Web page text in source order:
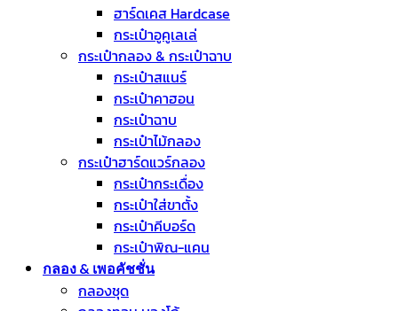
ฮาร์ดเคส Hardcase
กระเป๋าอูคูเลเล่
กระเป๋ากลอง & กระเป๋าฉาบ
กระเป๋าสแนร์
กระเป๋าคาฮอน
กระเป๋าฉาบ
กระเป๋าไม้กลอง
กระเป๋าฮาร์ดแวร์กลอง
กระเป๋ากระเดื่อง
กระเป๋าใส่ขาตั้ง
กระเป๋าคีบอร์ด
กระเป๋าพิณ-แคน
กลอง & เพอคัชชั่น
กลองชุด